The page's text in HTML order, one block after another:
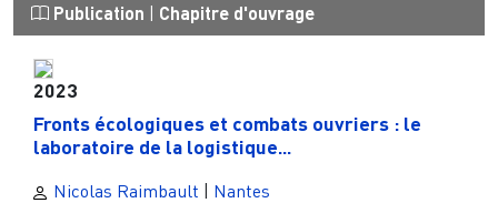
Publication Chapitre d'ouvrage
2023
Fronts écologiques et combats ouvriers : le
laboratoire de la logistique...
Nicolas Raimbault Nantes